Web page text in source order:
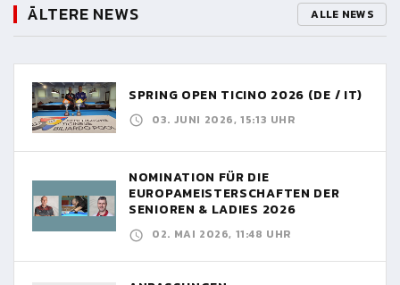
ÄLTERE NEWS ALLE NEWS
SPRING OPEN TICINO 2026 (DE / IT)
03. JUNI 2026, 15:13 UHR
NOMINATION FÜR DIE
EUROPAMEISTERSCHAFTEN DER
SENIOREN & LADIES 2026
02. MAI 2026, 11:48 UHR